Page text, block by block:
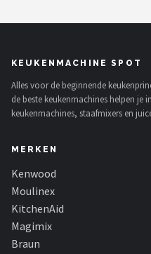
KEUKENMACHINE SPOT
Alles voor de beginnende
de beste keukenmachines helpen je
keukenmachines, staafmixers en
MERKEN
Kenwood
Moulinex
KitchenAid
Magimix
Braun